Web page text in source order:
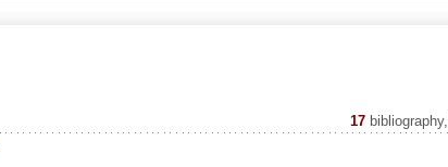
17 bibliography,